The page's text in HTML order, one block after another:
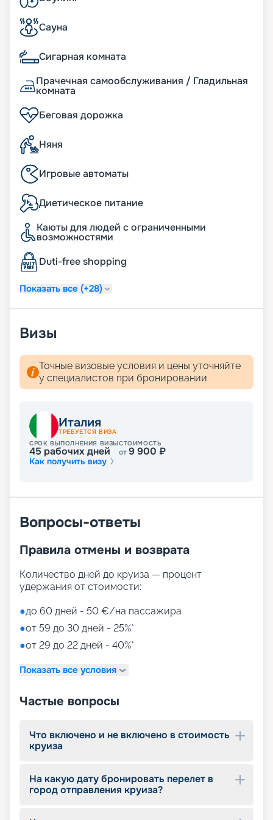
Сауна
Сигарная комната
Прачечная самообслуживания / Гладильная
комната
Беговая дорожка
Няня
Игровые автоматы
Диетическое питание
Каюты для людей с ограниченными
возможностями
Duti-free shopping
Показать все (+28)
Визы
Точные визовые условия и цены уточняйте
у специалистов при бронировании
Италия
ТРЕБУЕТСЯ ВИЗА
СРОК ВЫПОЛНЕНИЯ ВИЗЫ
45 рабочих дней
СТОИМОСТЬ
от9 900 ₽
Как получить визу
Вопросы-ответы
Правила отмены и возврата
Количество дней до круиза — процент
удержания от стоимости:
●до 60 дней - 50 €/на пассажира
●от 59 до 30 дней - 25%*
●от 29 до 22 дней - 40%*
Показать все условия
Частые вопросы
Что включено и не включено в стоимость
круиза
На какую дату бронировать перелет в
город отправления круиза?